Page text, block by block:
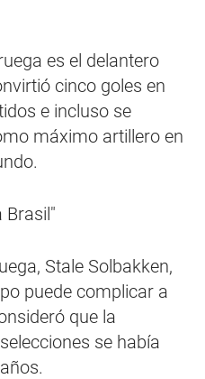
es el delantero
cinco goles en
e incluso se
máximo artillero en
Brasil"
Stale Solbakken,
puede complicar a
que la
se había